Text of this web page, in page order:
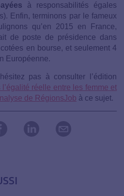
à responsabilités égales
Enfin, terminons par le fameux
qu’en 2015 en France,
de poste de présidence dans
en bourse, et seulement 4
Européenne.
pas à consulter l’édition
l’égalité réelle entre les femme et
de RégionsJob à ce sujet.